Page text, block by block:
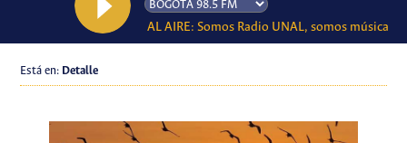
AL AIRE: Somos Radio UNAL, somos música
Está en: Detalle